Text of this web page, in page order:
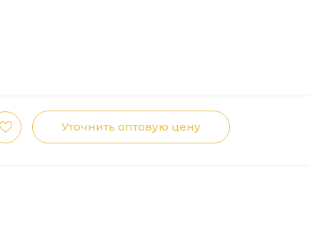
Уточнить оптовую цену